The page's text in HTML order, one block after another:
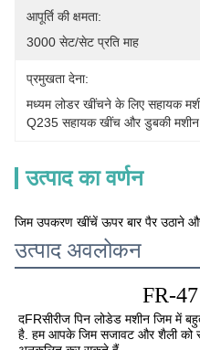
आपूर्ति की क्षमता:
3000 सेट/सेट प्रति माह
प्रमुखता देना:
मध्यम लोडर खींचने के लिए सहायक
Q235 सहायक खींच और डुबकी मशीन
उत्पाद का वर्णन
जिम उपकरण खींचें ऊपर बार पैर उठाने
उत्पाद अवलोकन
FR-47
दFRसीरीज पिन लोडेड मशीन जिम में
है. हम आपके जिम सजावट और शैली को